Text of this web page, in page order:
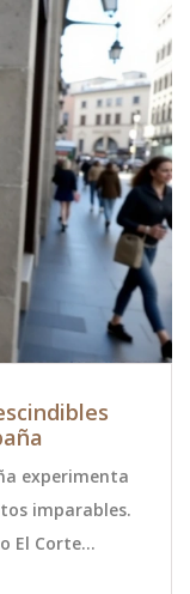
experimenta
imparables.
El Corte